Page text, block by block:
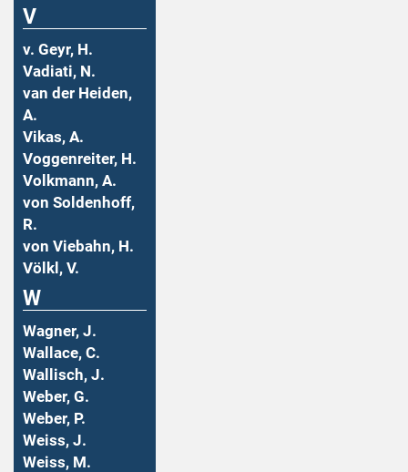
V
v. Geyr, H.
Vadiati, N.
van der Heiden,
A.
Vikas, A.
Voggenreiter, H.
Volkmann, A.
von Soldenhoff,
R.
von Viebahn, H.
Völkl, V.
W
Wagner, J.
Wallace, C.
Wallisch, J.
Weber, G.
Weber, P.
Weiss, J.
Weiss, M.